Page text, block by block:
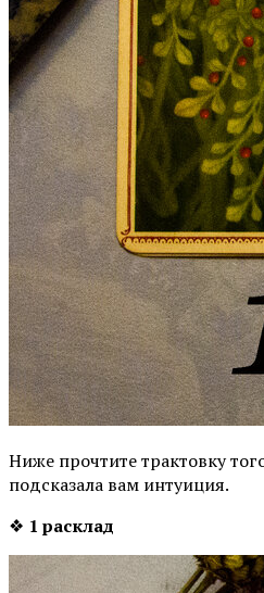
Ниже прочтите трактовку
подсказала вам интуиция.
❖ 1 расклад